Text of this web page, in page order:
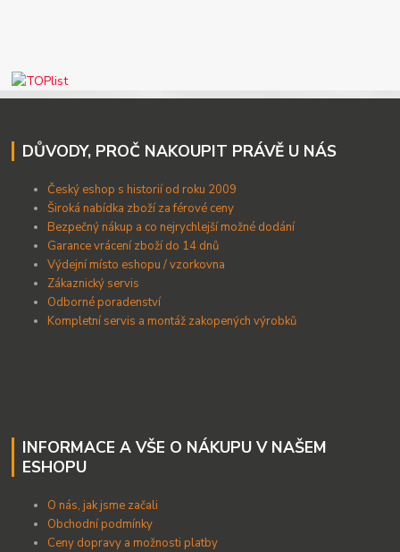
DŮVODY, PROČ NAKOUPIT PRÁVĚ U NÁS
Český eshop s historií od roku 2009
Široká nabídka zboží za férové ceny
Bezpečný nákup a co nejrychlejší možné dodání
Garance vrácení zboží do 14 dnů
Výdejní místo eshopu / vzorkovna
Zákaznický servis
Odborné poradenství
Kompletní servis a montáž zakopených výrobků
INFORMACE A VŠE O NÁKUPU V NAŠEM
ESHOPU
O nás, jak jsme začali
Obchodní podmínky
Ceny dopravy a možnosti platby